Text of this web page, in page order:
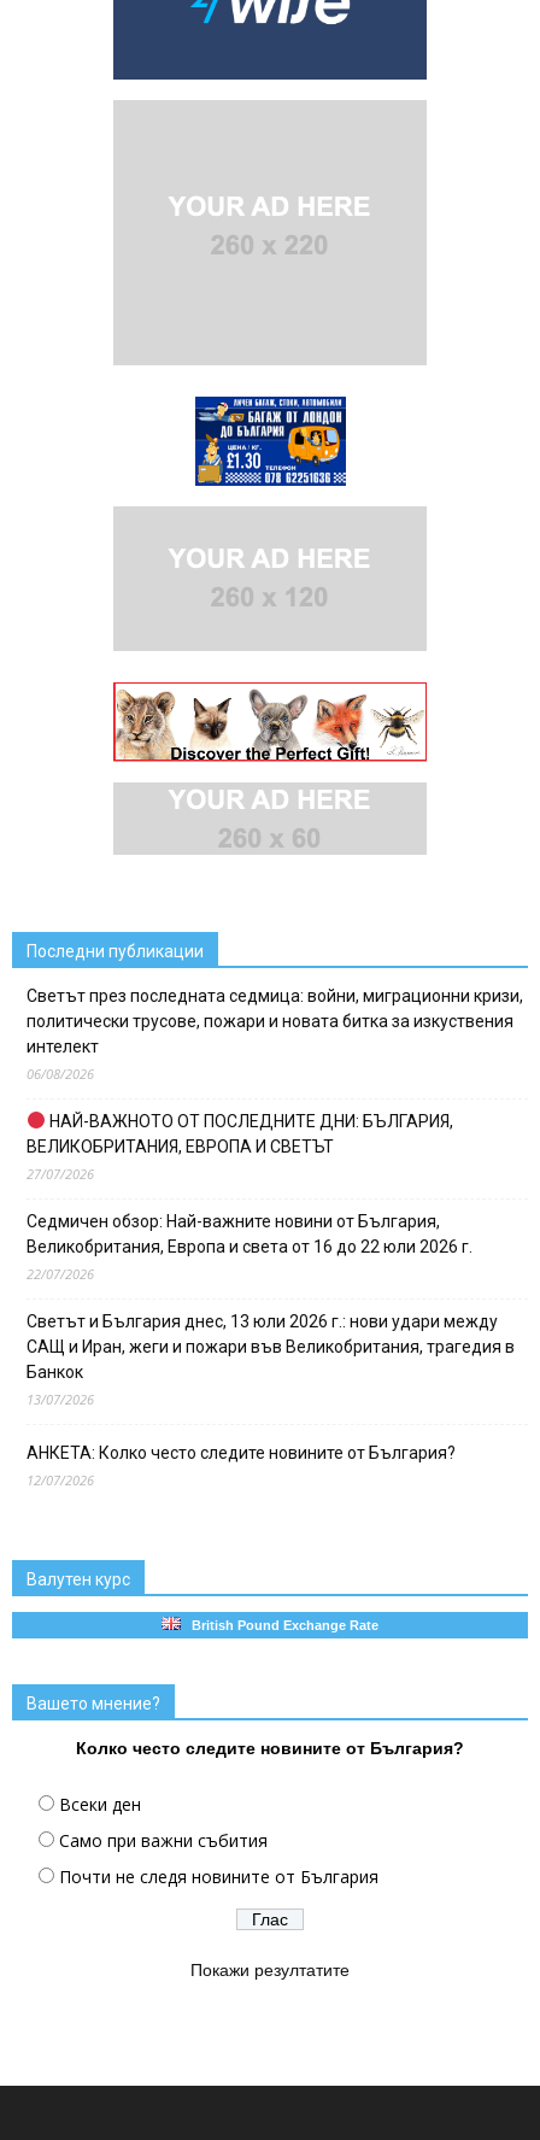
Последни публикации
Светът през последната седмица: войни, миграционни кризи,
политически трусове, пожари и новата битка за изкуствения
интелект
06/08/2026
НАЙ-ВАЖНОТО ОТ ПОСЛЕДНИТЕ ДНИ: БЪЛГАРИЯ,
ВЕЛИКОБРИТАНИЯ, ЕВРОПА И СВЕТЪТ
27/07/2026
Седмичен обзор: Най-важните новини от България,
Великобритания, Европа и света от 16 до 22 юли 2026 г.
22/07/2026
Светът и България днес, 13 юли 2026 г.: нови удари между
САЩ и Иран, жеги и пожари във Великобритания, трагедия в
Банкок
13/07/2026
АНКЕТА: Колко често следите новините от България?
12/07/2026
Валутен курс
British Pound Exchange Rate
Вашето мнение?
Колко често следите новините от България?
Всеки ден
Само при важни събития
Почти не следя новините от България
Покажи резултатите